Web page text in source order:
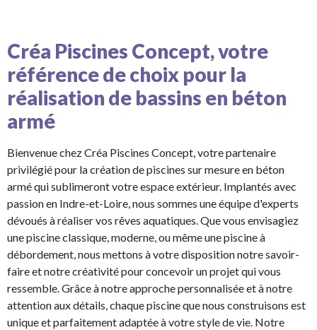
Créa Piscines Concept, votre
référence de choix pour la
réalisation de bassins en béton
armé
Bienvenue chez Créa Piscines Concept, votre partenaire
privilégié pour la création de piscines sur mesure en béton
armé qui sublimeront votre espace extérieur. Implantés avec
passion en Indre-et-Loire, nous sommes une équipe d'experts
dévoués à réaliser vos rêves aquatiques. Que vous envisagiez
une piscine classique, moderne, ou même une piscine à
débordement, nous mettons à votre disposition notre savoir-
faire et notre créativité pour concevoir un projet qui vous
ressemble. Grâce à notre approche personnalisée et à notre
attention aux détails, chaque piscine que nous construisons est
unique et parfaitement adaptée à votre style de vie. Notre